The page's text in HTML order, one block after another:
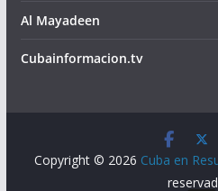
Al Mayadeen
Cubainformacion.tv
Copyright © 2026 Cuba en